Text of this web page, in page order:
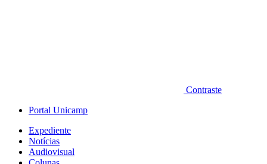
Contraste
Portal Unicamp
Expediente
Notícias
Audiovisual